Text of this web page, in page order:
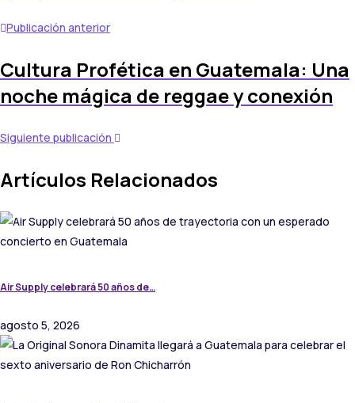
Publicación anterior
Cultura Profética en Guatemala: Una
noche mágica de reggae y conexión
Siguiente publicación
Artículos Relacionados
Air Supply celebrará 50 años de…
agosto 5, 2026